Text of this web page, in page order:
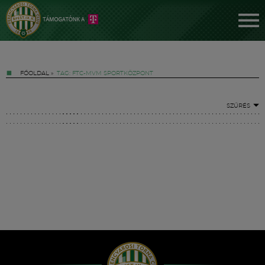
FŐOLDAL » TAG: FTC-MVM SPORTKÖZPONT
SZŰRÉS
Hírek